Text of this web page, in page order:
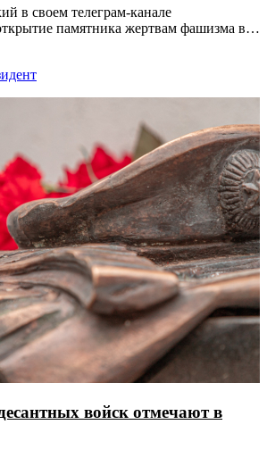
в своем телеграм-канале
памятника жертвам фашизма в
войск отмечают в